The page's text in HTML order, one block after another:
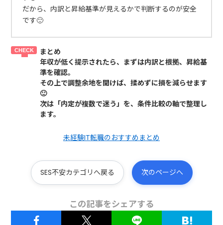
だから、内訳と昇給基準が見えるかで判断するのが安全
です🙂
まとめ
年収が低く提示されたら、まずは内訳と根拠、昇給基
準を確認。
その上で調整余地を聞けば、揉めずに損を減らせます
🙂
次は「内定が複数で迷う」を、条件比較の軸で整理し
ます。
未経験IT転職のおすすめまとめ
SES不安カテゴリへ戻る 次のページへ
この記事をシェアする